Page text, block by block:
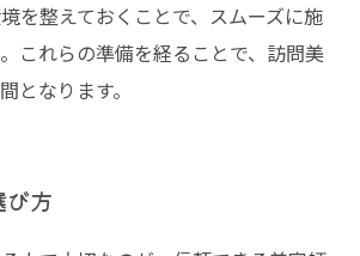
を整えておくことで、スムーズに施
これらの準備を経ることで、訪問美
となります。
方